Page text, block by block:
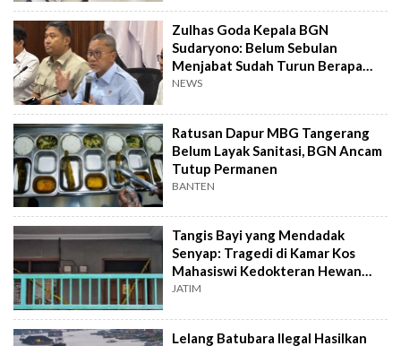
Zulhas Goda Kepala BGN
Sudaryono: Belum Sebulan
Menjabat Sudah Turun Berapa
Kilo?
NEWS
Ratusan Dapur MBG Tangerang
Belum Layak Sanitasi, BGN Ancam
Tutup Permanen
BANTEN
Tangis Bayi yang Mendadak
Senyap: Tragedi di Kamar Kos
Mahasiswi Kedokteran Hewan
Surabaya
JATIM
Lelang Batubara Ilegal Hasilkan